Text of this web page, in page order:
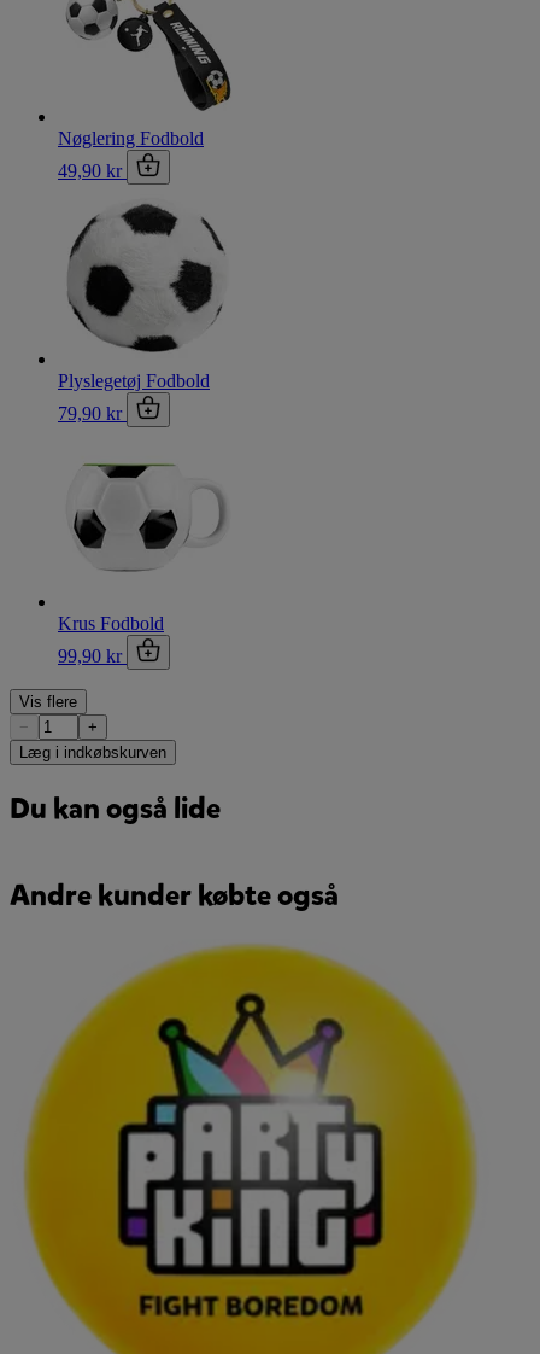
Nøglering Fodbold
49,90 kr
Plyslegetøj Fodbold
79,90 kr
Krus Fodbold
99,90 kr
Vis flere
−
+
Læg i indkøbskurven
Du kan også lide
Andre kunder købte også